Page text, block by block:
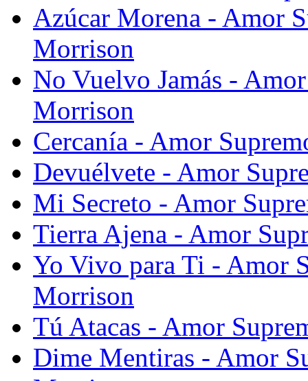
Azúcar Morena - Amor
Morrison
No Vuelvo Jamás -
Morrison
Cercanía - Amor
Devuélvete - Amor
Mi Secreto - Amor
Tierra Ajena - Amor
Yo Vivo para Ti - Amor
Morrison
Tú Atacas - Amor
Dime Mentiras - Amor